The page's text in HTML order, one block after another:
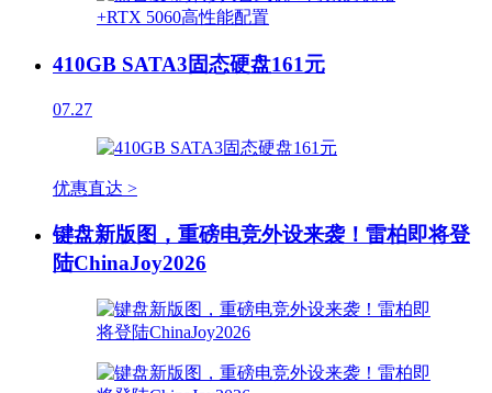
410GB SATA3固态硬盘161元
07.27
优惠直达 >
键盘新版图，重磅电竞外设来袭！雷柏即将登
陆ChinaJoy2026